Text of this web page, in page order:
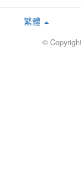
繁體
©